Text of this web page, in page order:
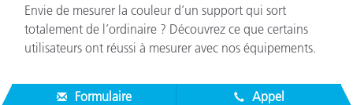
Envie de mesurer la couleur d’un support qui sort
totalement de l’ordinaire ? Découvrez ce que certains
utilisateurs ont réussi à mesurer avec nos équipements.
Formulaire Appel